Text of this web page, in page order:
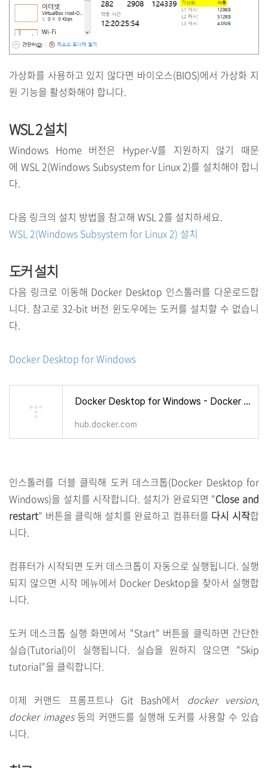
가상화를 사용하고 있지 않다면 바이오스(BIOS)에서 가상화 지
원 기능을 활성화해야 합니다.
WSL 2 설치
Windows Home 버전은 Hyper-V를 지원하지 않기 때문
에 WSL 2(Windows Subsystem for Linux 2)를 설치해야 합니
다.
다음 링크의 설치 방법을 참고해 WSL 2를 설치하세요.
WSL 2(Windows Subsystem for Linux 2) 설치
도커 설치
다음 링크로 이동해 Docker Desktop 인스톨러를 다운로드합
니다. 참고로 32-bit 버전 윈도우에는 도커를 설치할 수 없습니
다.
Docker Desktop for Windows
Docker Desktop for Windows - Docker Hub
hub.docker.com
인스톨러를 더블 클릭해 도커 데스크톱(Docker Desktop for
Windows)을 설치를 시작합니다. 설치가 완료되면 "Close and
restart" 버튼을 클릭해 설치를 완료하고 컴퓨터를 다시 시작합
니다.
컴퓨터가 시작되면 도커 데스크톱이 자동으로 실행됩니다. 실행
되지 않으면 시작 메뉴에서 Docker Desktop을 찾아서 실행합
니다.
도커 데스크톱 실행 화면에서 "Start" 버튼을 클릭하면 간단한
실습(Tutorial)이 실행됩니다. 실습을 원하지 않으면 "Skip
tutorial"을 클릭합니다.
이제 커맨드 프롬프트나 Git Bash에서 docker version,
docker images등의 커맨드를 실행해 도커를 사용할 수 있습
니다.